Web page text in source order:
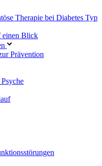
Therapie bei Diabetes Typ
einen Blick
Prävention